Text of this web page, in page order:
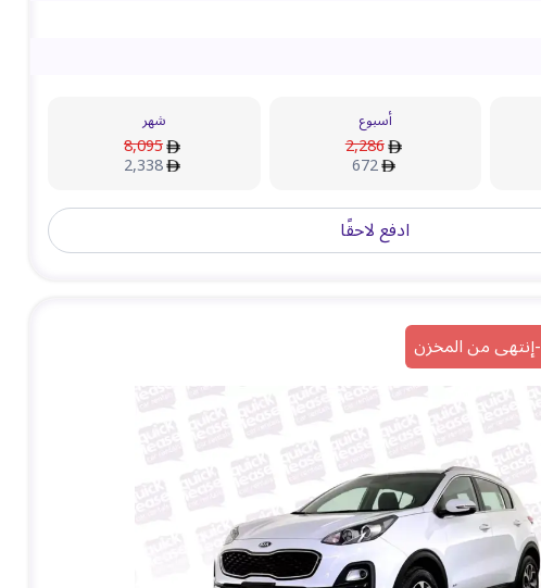
أسبوع
2,286
672
شهر
8,095
2,338
ادفع لاحقًا
-إنتهى من المخزن